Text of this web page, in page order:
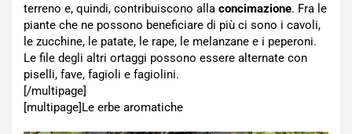
terreno e, quindi, contribuiscono alla concimazione. Fra le
piante che ne possono beneficiare di più ci sono i cavoli,
le zucchine, le patate, le rape, le melanzane e i peperoni.
Le file degli altri ortaggi possono essere alternate con
piselli, fave, fagioli e fagiolini.
[/multipage]
[multipage]Le erbe aromatiche